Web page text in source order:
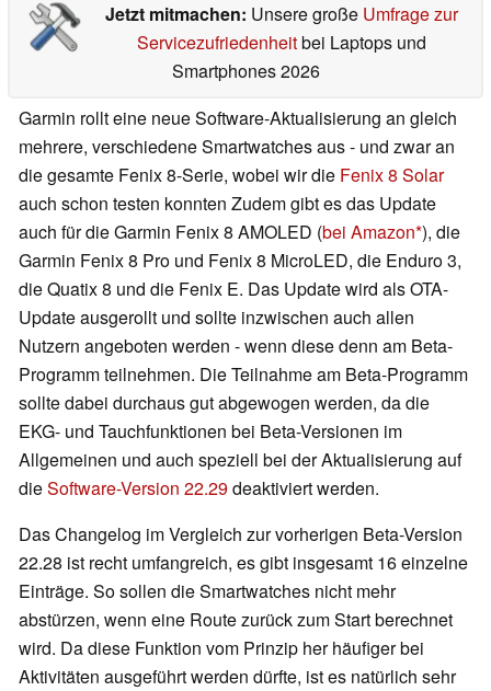
Jetzt mitmachen: Unsere große Umfrage zur
Servicezufriedenheitbei Laptops und
Smartphones 2026
Garmin rollt eine neue Software-Aktualisierung an gleich
mehrere, verschiedene Smartwatches aus - und zwar an
die gesamte Fenix 8-Serie, wobei wir die Fenix 8 Solar
auch schon testen konnten Zudem gibt es das Update
auch für die Garmin Fenix 8 AMOLED (bei Amazon ), die
Garmin Fenix 8 Pro und Fenix 8 MicroLED, die Enduro 3,
die Quatix 8 und die Fenix E. Das Update wird als OTA-
Update ausgerollt und sollte inzwischen auch allen
Nutzern angeboten werden - wenn diese denn am Beta-
Programm teilnehmen. Die Teilnahme am Beta-Programm
sollte dabei durchaus gut abgewogen werden, da die
EKG- und Tauchfunktionen bei Beta-Versionen im
Allgemeinen und auch speziell bei der Aktualisierung auf
dieSoftware-Version 22.29deaktiviert werden.
Das Changelog im Vergleich zur vorherigen Beta-Version
22.28 ist recht umfangreich, es gibt insgesamt 16 einzelne
Einträge. So sollen die Smartwatches nicht mehr
abstürzen, wenn eine Route zurück zum Start berechnet
wird. Da diese Funktion vom Prinzip her häufiger bei
Aktivitäten ausgeführt werden dürfte, ist es natürlich sehr